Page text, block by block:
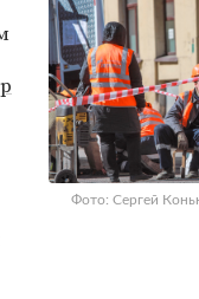
Фото: Сергей